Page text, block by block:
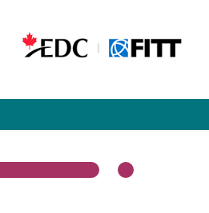
Aller au contenu principal